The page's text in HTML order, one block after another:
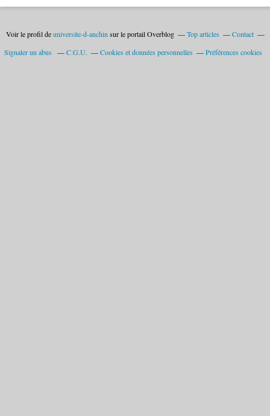
Voir le profil deuniversite-d-anchin sur le portail Overblog Top articles
Contact
Signaler un abus
C.G.U. Cookies et données personnelles Préférences cookies